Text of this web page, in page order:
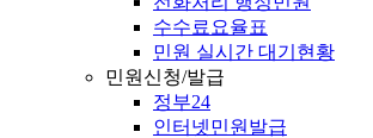
수수료요율표
민원 실시간 대기현황
민원신청/발급
정부24
인터넷민원발급